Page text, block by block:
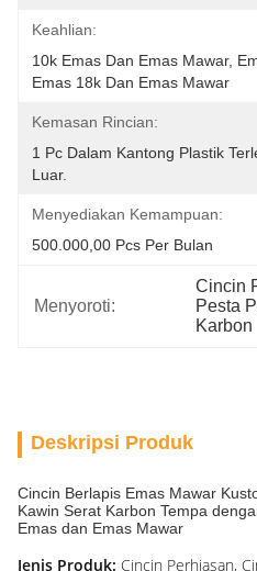
Keahlian:
10k Emas Dan Emas Mawar,
Emas 18k Dan Emas Mawar
Kemasan Rincian:
1 Pc Dalam Kantong Plastik
Luar.
Menyediakan Kemampuan:
500.000,00 Pcs Per Bulan
Menyoroti:
Cincin
Pesta
Karbon
Deskripsi Produk
Cincin Berlapis Emas Mawar
Kawin Serat Karbon Tempa
Emas dan Emas Mawar
Jenis Produk: Cincin Perhiasan,